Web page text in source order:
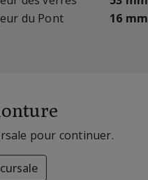
du Pont
16 mm
pour continuer.